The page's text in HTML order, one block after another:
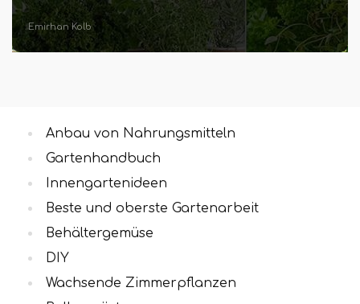
Hr. Eren Schedler
Anbau von Nahrungsmitteln
Gartenhandbuch
Innengartenideen
Beste und oberste Gartenarbeit
Behältergemüse
DIY
Wachsende Zimmerpflanzen